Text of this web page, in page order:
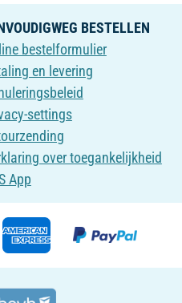
BESTELLEN
bestelformulier
en levering
settings
over toegankelijkheid
App